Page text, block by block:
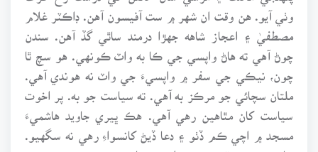
وٺي آيو. هن وقت ان شهر ۾ ست آفيسون آهن. ڊاڪٽر غلام
مصطفيٰ ۽ اعجاز شاهه جهڙا درمند ساٿي گڏ آهن. سندن
چوڻ آهي ته هاڻ واپسي جي ڪا به واٽ ڪونهي. هو سچ ٿا
چون، نيڪي جي سفر ۾ واپسيءَ جي واٽ نه هوندي آهي.
ملتان سچائي جو مرڪز به آهي. ته سياست جو به. پر اخوت
سياست کان مٿاهين رهي آهي. هڪ ڀيري جاويد هاشميءَ
مسجد ۾ اچي ڪم ڏٺو ۽ دعا ڏيڻ کانسواءِ رهي نه سگهيو.
شاهه محمود قريشي سدائين جيان سرپرستي جو وعدو